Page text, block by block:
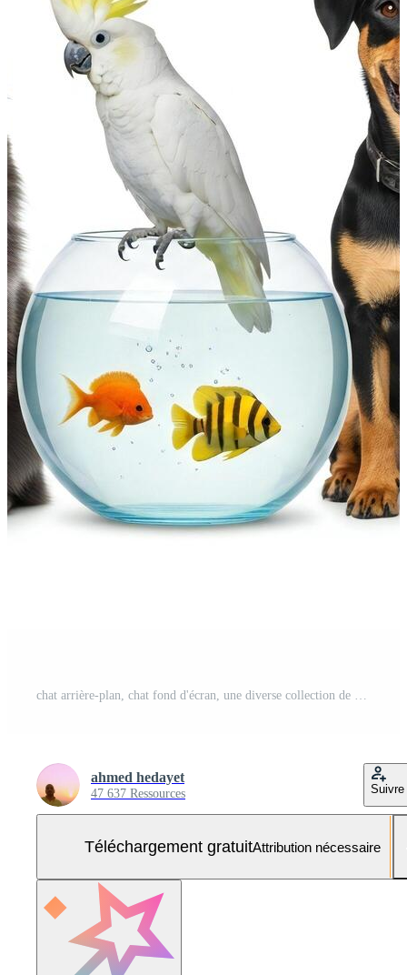
chat arrière-plan, chat fond d'écran, une diverse collection de national et exotique animaux arrangé compositionnellement sur une blanc Contexte Photo Gratuite
ahmed hedayet
47 637 Ressources Suivre
Téléchargement gratuitAttribution nécessaire